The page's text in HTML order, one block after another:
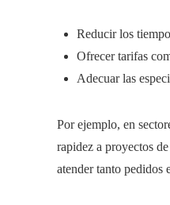
Reducir los
Ofrecer tarifas
Adecuar las
Por ejemplo, en
rapidez a proyectos
atender tanto pedidos